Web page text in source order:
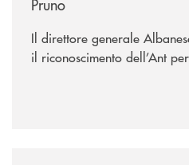
Pruno
Il direttore generale
il riconoscimento dell’Ant